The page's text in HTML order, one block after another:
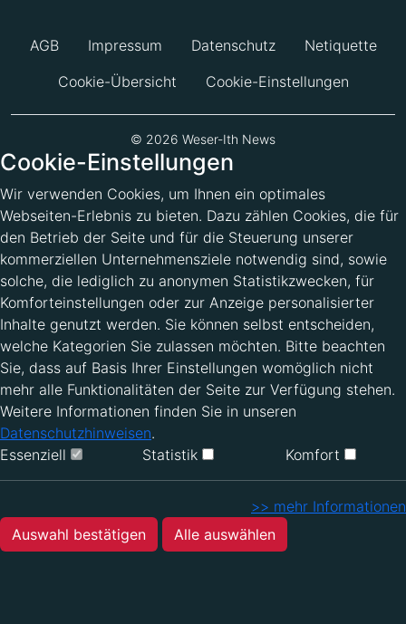
AGB Impressum Datenschutz
Netiquette
Cookie-Übersicht
Cookie-Einstellungen
© 2026 Weser-Ith News
Cookie-Einstellungen
Wir verwenden Cookies, um Ihnen ein optimales
Webseiten-Erlebnis zu bieten. Dazu zählen Cookies, die für
den Betrieb der Seite und für die Steuerung unserer
kommerziellen Unternehmensziele notwendig sind, sowie
solche, die lediglich zu anonymen Statistikzwecken, für
Komforteinstellungen oder zur Anzeige personalisierter
Inhalte genutzt werden. Sie können selbst entscheiden,
welche Kategorien Sie zulassen möchten. Bitte beachten
Sie, dass auf Basis Ihrer Einstellungen womöglich nicht
mehr alle Funktionalitäten der Seite zur Verfügung stehen.
Weitere Informationen finden Sie in unseren
Datenschutzhinweisen.
Essenziell
Statistik Komfort
>> mehr Informationen
Auswahl bestätigen
Alle auswählen